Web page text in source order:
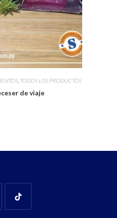
, TODOS LOS PRODUCTOS
de viaje